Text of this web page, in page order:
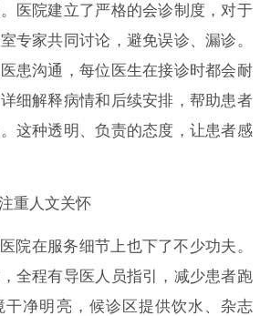
医院建立了严格的会诊制度，对于
专家共同讨论，避免误诊、漏诊。
患沟通，每位医生在接诊时都会耐
细解释病情和后续安排，帮助患者
这种透明、负责的态度，让患者感
重人文关怀
院在服务细节上也下了不少功夫。
全程有导医人员指引，减少患者跑
干净明亮，候诊区提供饮水、杂志